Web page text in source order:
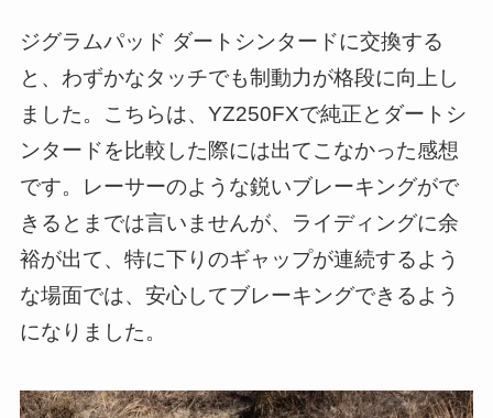
ジグラムパッド ダートシンタードに交換する
と、わずかなタッチでも制動力が格段に向上し
ました。こちらは、YZ250FXで純正とダートシ
ンタードを比較した際には出てこなかった感想
です。レーサーのような鋭いブレーキングがで
きるとまでは言いませんが、ライディングに余
裕が出て、特に下りのギャップが連続するよう
な場面では、安心してブレーキングできるよう
になりました。